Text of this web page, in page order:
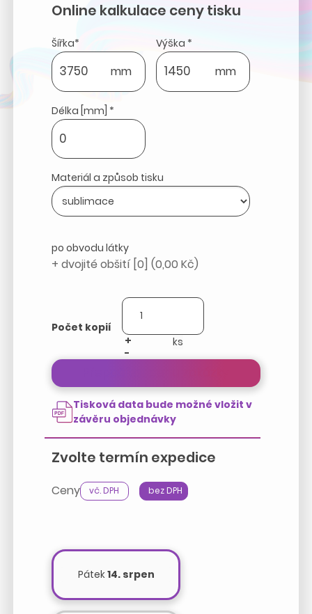
Online kalkulace ceny tisku
Šířka*
mm
Výška *
mm
Délka [mm] *
Materiál a způsob tisku
po obvodu látky
+ dvojité obšití [0] (0,00 Kč)
Počet kopií
+
-
Tisková data bude možné vložit v
závěru objednávky
Zvolte termín expedice
Ceny vč. DPH bez DPH
Pátek14. srpen